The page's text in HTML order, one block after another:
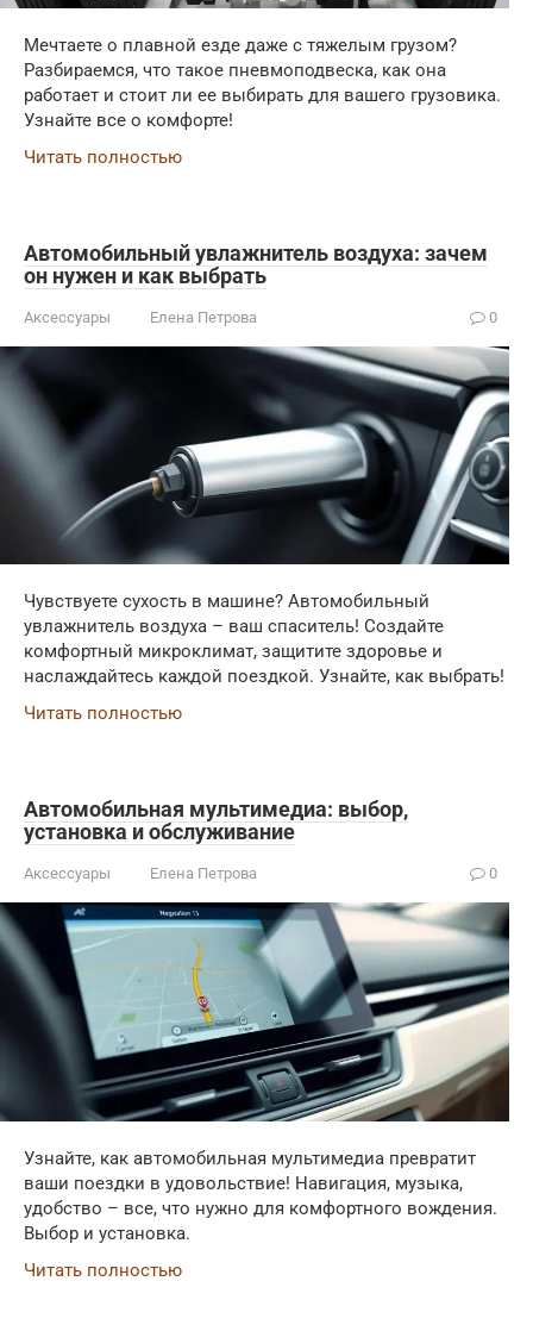
Мечтаете о плавной езде даже с тяжелым грузом?
Разбираемся, что такое пневмоподвеска, как она
работает и стоит ли ее выбирать для вашего грузовика.
Узнайте все о комфорте!
Читать полностью
Автомобильный увлажнитель воздуха: зачем
он нужен и как выбрать
Аксессуары Елена Петрова 0
Чувствуете сухость в машине? Автомобильный
увлажнитель воздуха – ваш спаситель! Создайте
комфортный микроклимат, защитите здоровье и
наслаждайтесь каждой поездкой. Узнайте, как выбрать!
Читать полностью
Автомобильная мультимедиа: выбор,
установка и обслуживание
Аксессуары Елена Петрова 0
Узнайте, как автомобильная мультимедиа превратит
ваши поездки в удовольствие! Навигация, музыка,
удобство – все, что нужно для комфортного вождения.
Выбор и установка.
Читать полностью